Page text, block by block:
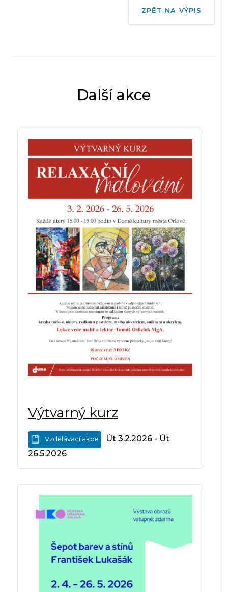
ZPĚT NA VÝPIS
Další akce
Výtvarný kurz
Vzdělávací akce
Út 3.2.2026 - Út
26.5.2026